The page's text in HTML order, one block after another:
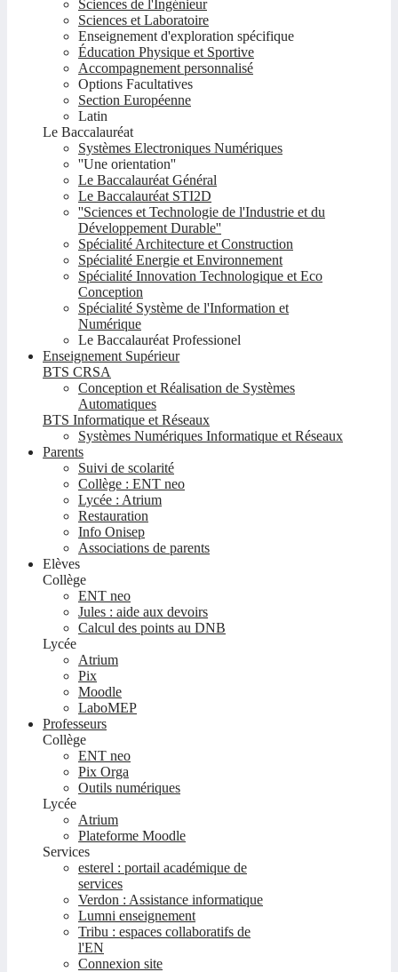
Sciences de l'Ingénieur
Sciences et Laboratoire
Enseignement d'exploration spécifique
Éducation Physique et Sportive
Accompagnement personnalisé
Options Facultatives
Section Européenne
Latin
Le Baccalauréat
Systèmes Electroniques Numériques
''Une orientation''
Le Baccalauréat Général
Le Baccalauréat STI2D
''Sciences et Technologie de l'Industrie et du
Développement Durable''
Spécialité Architecture et Construction
Spécialité Energie et Environnement
Spécialité Innovation Technologique et Eco
Conception
Spécialité Système de l'Information et
Numérique
Le Baccalauréat Professionel
Enseignement Supérieur
BTS CRSA
Conception et Réalisation de Systèmes
Automatiques
BTS Informatique et Réseaux
Systèmes Numériques Informatique et Réseaux
Parents
Suivi de scolarité
Collège : ENT neo
Lycée : Atrium
Restauration
Info Onisep
Associations de parents
Elèves
Collège
ENT neo
Jules : aide aux devoirs
Calcul des points au DNB
Lycée
Atrium
Pix
Moodle
LaboMEP
Professeurs
Collège
ENT neo
Pix Orga
Outils numériques
Lycée
Atrium
Plateforme Moodle
Services
esterel : portail académique de
services
Verdon : Assistance informatique
Lumni enseignement
Tribu : espaces collaboratifs de
l'EN
Connexion site